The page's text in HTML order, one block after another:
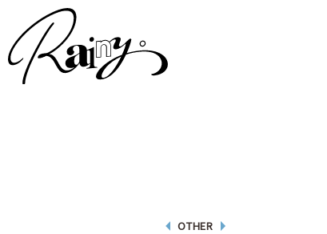
OTHER